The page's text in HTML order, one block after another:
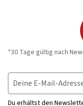
*30 Tage gültig nach
Deine E-Mail-
Du erhältst den